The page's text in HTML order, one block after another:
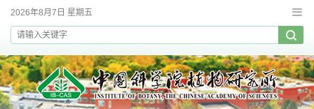
2026年8月7日 星期五